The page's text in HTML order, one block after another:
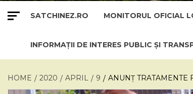
SATCHINEZ.RO MONITORUL OFICIAL
INFORMAȚII DE INTERES PUBLIC ȘI
HOME 2020 APRIL 9 ANUNȚ TRATAMENTE